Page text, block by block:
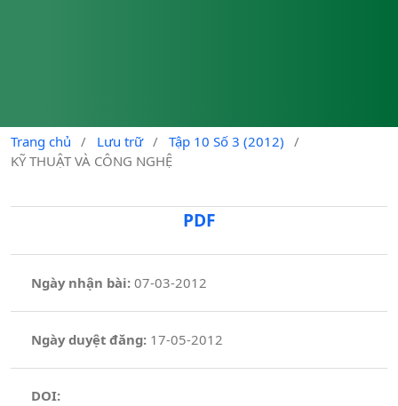
Trang chủ / Lưu trữ / Tập 10 Số 3 (2012)
/
KỸ THUẬT VÀ CÔNG NGHỆ
PDF
Ngày nhận bài: 07-03-2012
Ngày duyệt đăng:17-05-2012
DOI: